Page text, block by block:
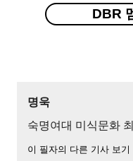
DBR
명욱
숙명여대 미식문화
이 필자의 다른 기사 보기